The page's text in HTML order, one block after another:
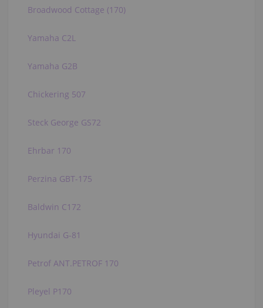
Broadwood Cottage (170)
Yamaha C2L
Yamaha G2B
Chickering 507
Steck George GS72
Ehrbar 170
Perzina GBT-175
Baldwin C172
Hyundai G-81
Petrof ANT.PETROF 170
Pleyel P170